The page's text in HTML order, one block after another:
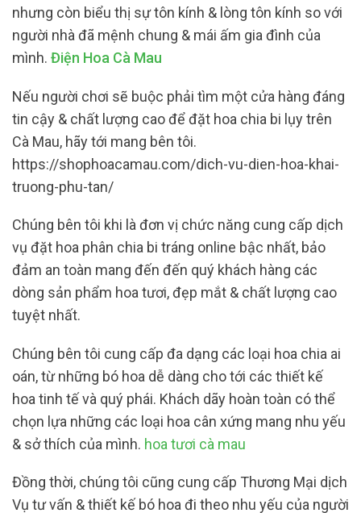
nhưng còn biểu thị sự tôn kính & lòng tôn kính so với
người nhà đã mệnh chung & mái ấm gia đình của
mình. Điện Hoa Cà Mau
Nếu người chơi sẽ buộc phải tìm một cửa hàng đáng
tin cậy & chất lượng cao để đặt hoa chia bi lụy trên
Cà Mau, hãy tới mang bên tôi.
https://shophoacamau.com/dich-vu-dien-hoa-khai-
truong-phu-tan/
Chúng bên tôi khi là đơn vị chức năng cung cấp dịch
vụ đặt hoa phân chia bi tráng online bậc nhất, bảo
đảm an toàn mang đến đến quý khách hàng các
dòng sản phẩm hoa tươi, đẹp mắt & chất lượng cao
tuyệt nhất.
Chúng bên tôi cung cấp đa dạng các loại hoa chia ai
oán, từ những bó hoa dễ dàng cho tới các thiết kế
hoa tinh tế và quý phái. Khách dãy hoàn toàn có thể
chọn lựa những các loại hoa cân xứng mang nhu yếu
& sở thích của mình. hoa tươi cà mau
Đồng thời, chúng tôi cũng cung cấp Thương Mại dịch
Vụ tư vấn & thiết kế bó hoa đi theo nhu yếu của người